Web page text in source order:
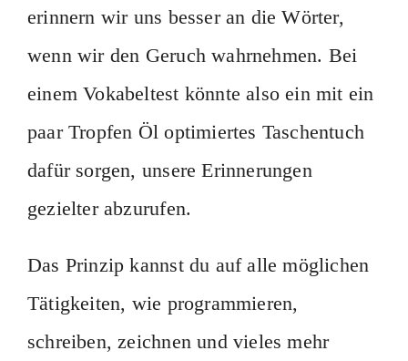
erinnern wir uns besser an die Wörter,
wenn wir den Geruch wahrnehmen. Bei
einem Vokabeltest könnte also ein mit ein
paar Tropfen Öl optimiertes Taschentuch
dafür sorgen, unsere Erinnerungen
gezielter abzurufen.
Das Prinzip kannst du auf alle möglichen
Tätigkeiten, wie programmieren,
schreiben, zeichnen und vieles mehr